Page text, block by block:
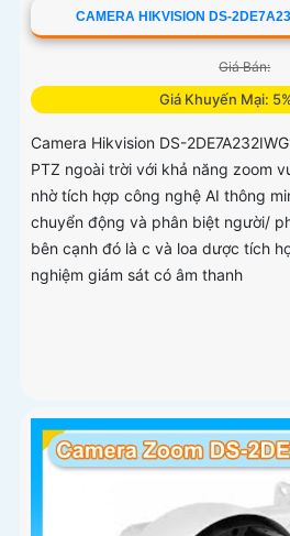
CAMERA HIKVISION DS-
Giá Bán:
Giá Khuyến Mại:
Camera Hikvision DS-
PTZ ngoài trời với khả năng zoom
nhờ tích hợp công nghệ AI thông
chuyển động và phân biệt người/
bên cạnh đó là c và loa dược tích
nghiệm giám sát có âm thanh